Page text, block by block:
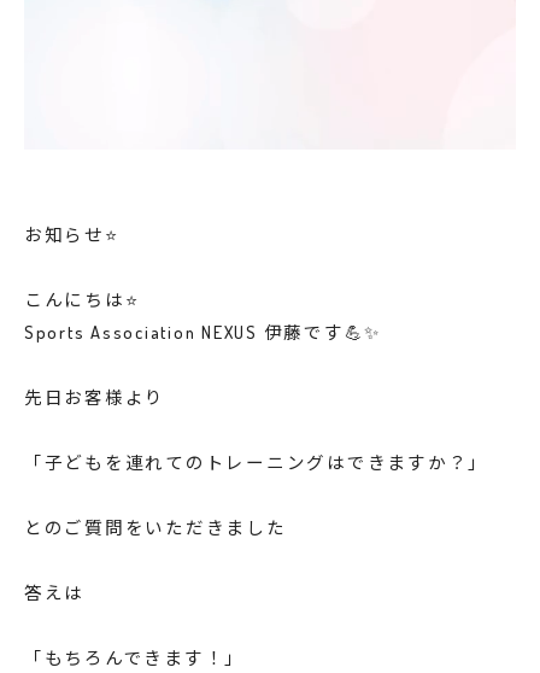
お知らせ⭐️
こんにちは⭐️
Sports Association NEXUS 伊藤です💪✨
先日お客様より
「子どもを連れてのトレーニングはできますか？」
とのご質問をいただきました
答えは
「もちろんできます！」